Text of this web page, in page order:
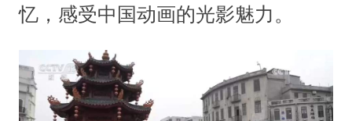
忆，感受中国动画的光影魅力。